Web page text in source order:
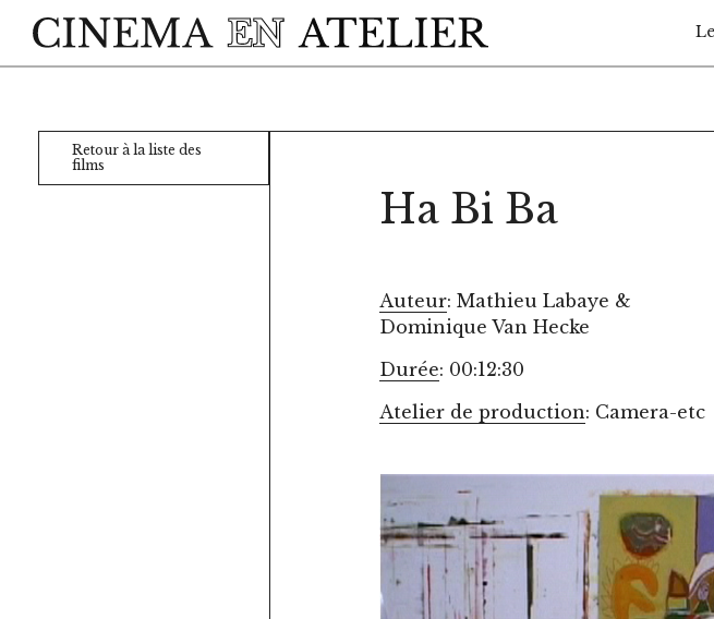
Retour à la liste des
films
Ha Bi Ba
Auteur: Mathieu Labaye &
Dominique Van Hecke
Durée: 00:12:30
Atelier de production: Camera-etc